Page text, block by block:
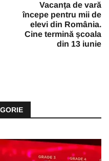
Vacanța de vară
începe pentru mii de
elevi din România.
Cine termină școala
din 13 iunie